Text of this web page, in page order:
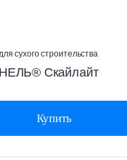
Среди таких
сухого строительства
Скайлайт
Купить